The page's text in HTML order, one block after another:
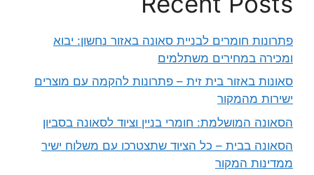
פתרונות חומרים לבניית סאונה באזור נחשון: יבוא
ומכירה במחירים משתלמים
סאונות באזור בית זית – פתרונות להקמה עם מוצרים
ישירות מהמקור
הסאונה המושלמת: חומרי בניין וציוד לסאונה בסביון
הסאונה בבית – כל הציוד שתצטרכו עם משלוח ישיר
ממדינות המקור